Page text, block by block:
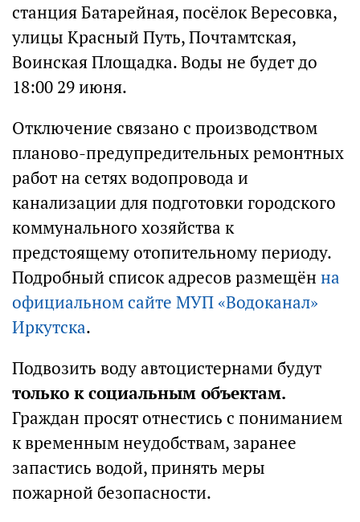
станция Батарейная, посёлок Вересовка,
улицы Красный Путь, Почтамтская,
Воинская Площадка. Воды не будет до
18:00 29 июня.
Отключение связано с производством
планово-предупредительных ремонтных
работ на сетях водопровода и
канализации для подготовки городского
коммунального хозяйства к
предстоящему отопительному периоду.
Подробный список адресов размещён на
официальном сайте МУП «Водоканал»
Иркутска.
Подвозить воду автоцистернами будут
только к социальным объектам.
Граждан просят отнестись с пониманием
к временным неудобствам, заранее
запастись водой, принять меры
пожарной безопасности.